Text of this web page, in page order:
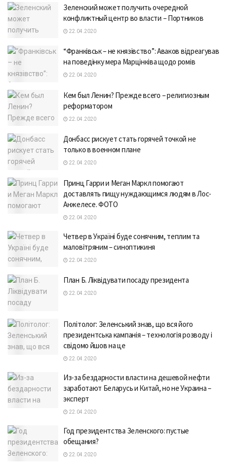
Зеленский может получить очередной
конфликтный центр во власти – Портников
22.04.2020
“Франківськ – не князівство”: Аваков відреагував
на поведінку мера Марцінківа щодо ромів
22.04.2020
Кем был Ленин? Прежде всего – религиозным
реформатором
22.04.2020
Донбасс рискует стать горячей точкой не
только в военном плане
22.04.2020
Принц Гарри и Меган Маркл помогают
доставлять пищу нуждающимся людям в Лос-
Анжелесе. ФОТО
22.04.2020
Четвер в Україні буде сонячним, теплим та
маловітряним – синоптикиня
22.04.2020
План Б. Ліквідувати посаду президента
22.04.2020
Політолог: Зеленський знав, що вся його
президентська кампанія – технологія розводу і
свідомо йшов на це
22.04.2020
Из-за бездарности власти на дешевой нефти
заработают Беларусь и Китай, но не Украина –
эксперт
22.04.2020
Год президентства Зеленского: пустые
обещания?
22.04.2020